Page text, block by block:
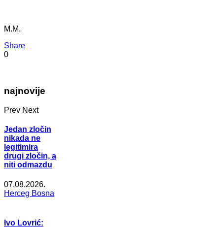
M.M.
Share
0
najnovije
Prev Next
Jedan zločin
nikada ne
legitimira
drugi zločin, a
niti odmazdu
07.08.2026.
Herceg Bosna
Ivo Lovrić: